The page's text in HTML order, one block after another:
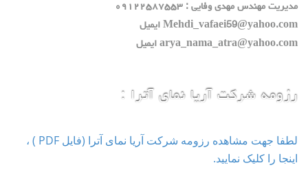
مديريت مهندس مهدي وفايي : ٠٩١٢٢٥٨٧٥٥٣
Mehdi_vafaei59@yahoo.com ايميل
arya_nama_atra@yahoo.com ايميل
رزومه شرکت آریا نمای آترا :
لطفا جهت مشاهده رزومه شرکت آریا نمای آترا (فایل PDF ) ،
اینجا را کلیک نمایید.